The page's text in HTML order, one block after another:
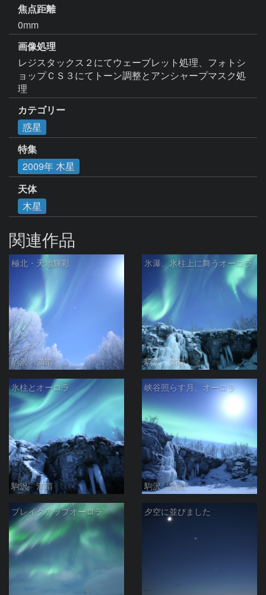
焦点距離
0mm
画像処理
レジスタックス２にてウェーブレット処理、フォトシ
ョップＣＳ３にてトーン調整とアンシャープマスク処
理
カテゴリー
惑星
特集
2009年 木星
天体
木星
関連作品
極北・天地輝彩
駒沢 満晴
氷瀑、氷柱上に舞うオーロラ
駒沢 満晴
氷柱とオーロラ
駒沢 満晴
峡谷照らす月、オーロラ
駒沢 満晴
ブレイクアップオーロラ 夕空に並びました